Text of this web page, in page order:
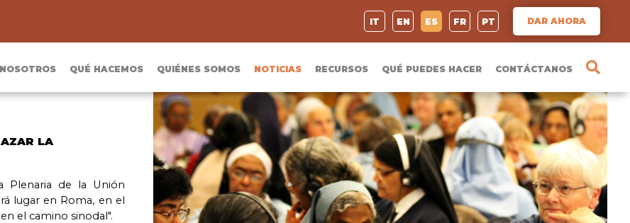
IT EN ES FR PT DAR AHORA
QUÉ HACEMOS QUIÉNES SOMOS NOTICIAS RECURSOS QUÉ PUEDES HACER CONTÁCTANOS
LA
Plenaria de la Unión
lugar en Roma, en el
el camino sinodal".